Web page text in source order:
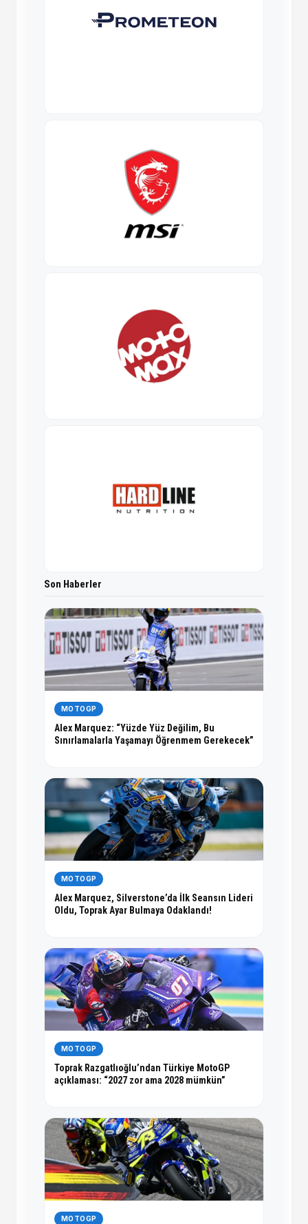
Son Haberler
MOTOGP
Alex Marquez: “Yüzde Yüz Değilim, Bu
Sınırlamalarla Yaşamayı Öğrenmem Gerekecek”
MOTOGP
Alex Marquez, Silverstone’da İlk Seansın Lideri
Oldu, Toprak Ayar Bulmaya Odaklandı!
MOTOGP
Toprak Razgatlıoğlu’ndan Türkiye MotoGP
açıklaması: “2027 zor ama 2028 mümkün”
MOTOGP